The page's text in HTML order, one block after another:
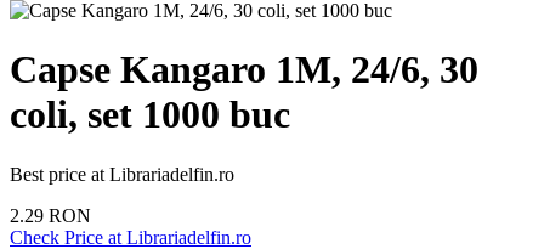
Capse Kangaro 1M, 24/6, 30
coli, set 1000 buc
Best price at Librariadelfin.ro
2.29 RON
Check Price at Librariadelfin.ro